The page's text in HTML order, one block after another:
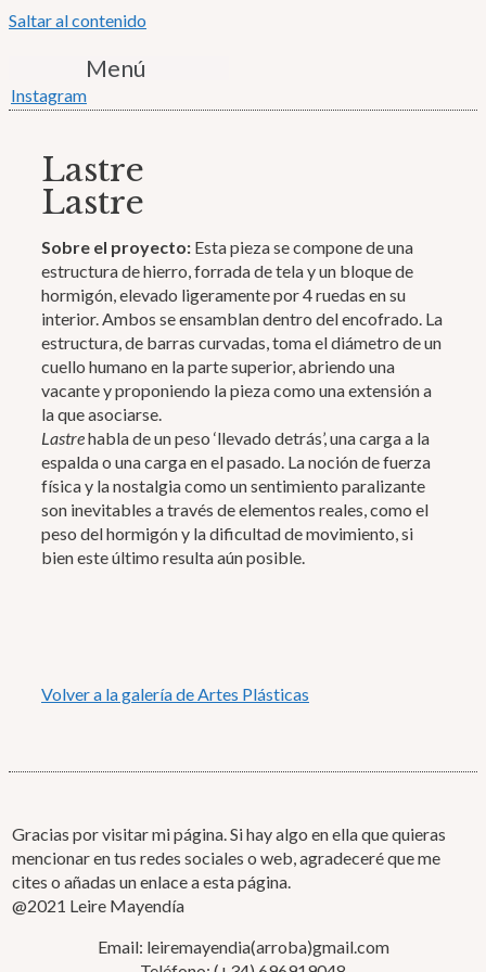
Saltar al contenido
Menú
Instagram
Lastre
Lastre
Sobre el proyecto: Esta pieza se compone de una
estructura de hierro, forrada de tela y un bloque de
hormigón, elevado ligeramente por 4 ruedas en su
interior. Ambos se ensamblan dentro del encofrado. La
estructura, de barras curvadas, toma el diámetro de un
cuello humano en la parte superior, abriendo una
vacante y proponiendo la pieza como una extensión a
la que asociarse.
Lastrehabla de un peso ‘llevado detrás’, una carga a la
espalda o una carga en el pasado. La noción de fuerza
física y la nostalgia como un sentimiento paralizante
son inevitables a través de elementos reales, como el
peso del hormigón y la dificultad de movimiento, si
bien este último resulta aún posible.
Volver a la galería de Artes Plásticas
Gracias por visitar mi página. Si hay algo en ella que quieras
mencionar en tus redes sociales o web, agradeceré que me
cites o añadas un enlace a esta página.
@2021 Leire Mayendía
Email: leiremayendia(arroba)gmail.com